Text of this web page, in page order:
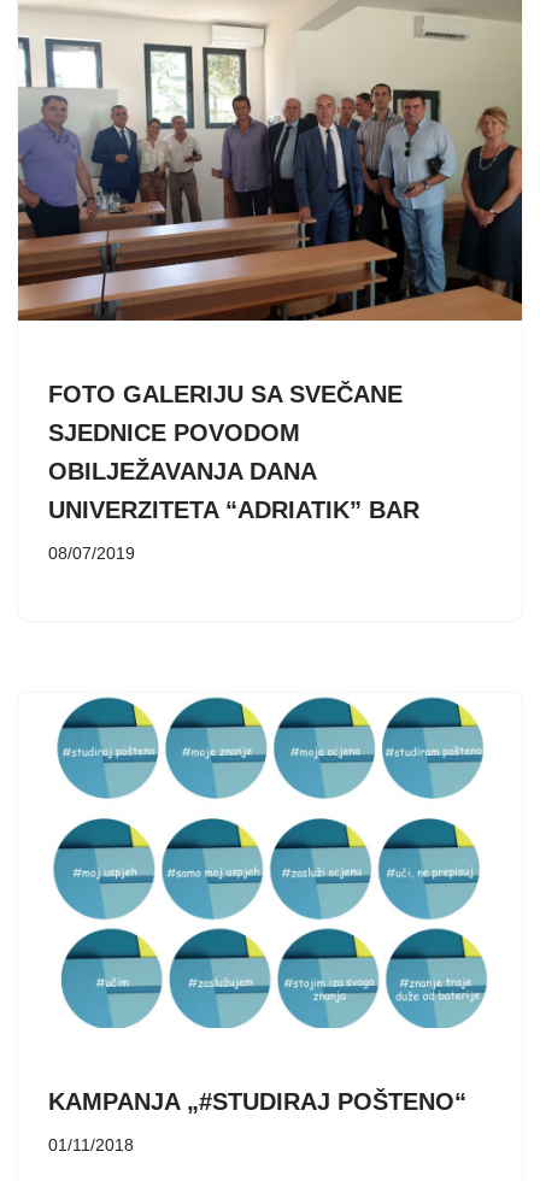
FOTO GALERIJU SA SVEČANE
SJEDNICE POVODOM
OBILJEŽAVANJA DANA
UNIVERZITETA “ADRIATIK” BAR
08/07/2019
KAMPANJA „#STUDIRAJ POŠTENO“
01/11/2018